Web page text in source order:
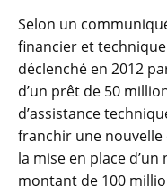
Selon un
financier et technique
déclenché en 2012
d’un prêt de 50
d’assistance
franchir une
la mise en place
montant de 100